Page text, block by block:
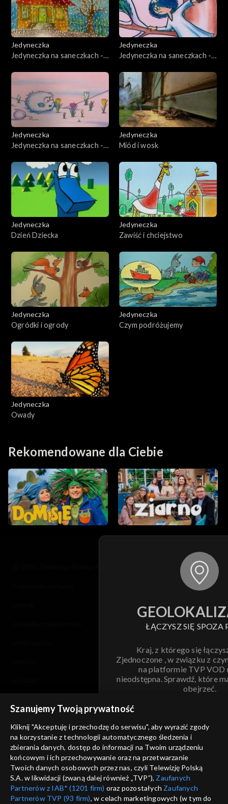
Jedyneczka
Jedyneczka na saneczkach -
Jedyneczka
Jedyneczka na saneczkach -
Jedyneczka
Jedyneczka na saneczkach -
Jedyneczka
Miód i wosk
Jedyneczka
Dzień Dziecka
Jedyneczka
Zawiść i chciejstwo
Jedyneczka
Ogródki i ogrody
Jedyneczka
Czym podróżujemy
Jedyneczka
Owady
Rekomendowane dla Ciebie
ŁĄCZYSZ SIĘ SPOZA
Kraj, z którego się
Zjednoczone , w związku z
na platformie TVP VOD
nieodstępna. Sprawdź, które
obejrzeć.
ANULUJ
informacje o dostawcy usług
Szanujemy Twoją prywatność
Kliknij "Akceptuję i przechodzę do serwisu", aby wyrazić zgody
na korzystanie z technologii automatycznego śledzenia i
zbierania danych, dostęp do informacji na Twoim urządzeniu
końcowym i ich przechowywanie oraz na przetwarzanie
Twoich danych osobowych przez nas, czyli Telewizję Polską
S.A. w likwidacji (zwaną dalej również „TVP”), Zaufanych
Partnerów z IAB* (1201 firm) oraz pozostałych Zaufanych
Partnerów TVP (93 firm), w celach marketingowych (w tym do